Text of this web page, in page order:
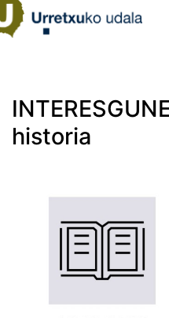
historia